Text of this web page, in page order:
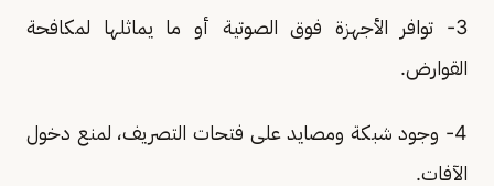
3- توافر الأجهزة فوق الصوتية أو ما يماثلها لمكافحة
القوارض.
4- وجود شبكة ومصايد على فتحات التصريف، لمنع دخول
الآفات.